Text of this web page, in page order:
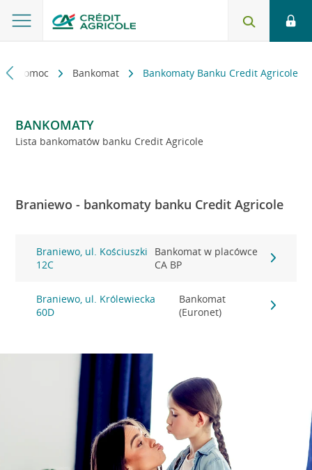
i pomoc Bankomat Bankomaty Banku Credit Agricole
BANKOMATY
Lista bankomatów banku Credit Agricole
Braniewo - bankomaty banku Credit Agricole
Braniewo, ul. Kościuszki
12C
Bankomat w placówce
CA BP
Braniewo, ul. Królewiecka
60D
Bankomat
(Euronet)